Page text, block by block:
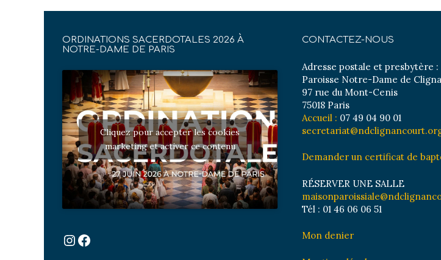
ORDINATIONS SACERDOTALES 2026 À
NOTRE-DAME DE PARIS
Cliquez pour accepter les cookies
marketing et activer ce contenu
Instagram
Facebook
CONTACTEZ-NOUS
Adresse postale et presbytère :
Paroisse Notre-Dame de
97 rue du Mont-Cenis
75018 Paris
Accueil : 07 49 04 90 01
Demander un certificat de
RÉSERVER UNE SALLE
Tél : 01 46 06 06 51
Mon denier